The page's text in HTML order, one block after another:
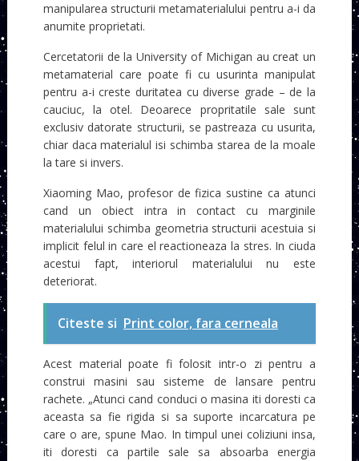
manipularea structurii metamaterialului pentru a-i da
anumite proprietati.
Cercetatorii de la University of Michigan au creat un
metamaterial care poate fi cu usurinta manipulat
pentru a-i creste duritatea cu diverse grade – de la
cauciuc, la otel. Deoarece propritatile sale sunt
exclusiv datorate structurii, se pastreaza cu usurita,
chiar daca materialul isi schimba starea de la moale
la tare si invers.
Xiaoming Mao, profesor de fizica sustine ca atunci
cand un obiect intra in contact cu marginile
materialului schimba geometria structurii acestuia si
implicit felul in care el reactioneaza la stres. In ciuda
acestui fapt, interiorul materialului nu este
deteriorat.
Citeste si Print color, fara cerneala
Acest material poate fi folosit intr-o zi pentru a
construi masini sau sisteme de lansare pentru
rachete. „Atunci cand conduci o masina iti doresti ca
aceasta sa fie rigida si sa suporte incarcatura pe
care o are, spune Mao. In timpul unei coliziuni insa,
iti doresti ca partile sale sa absoarba energia